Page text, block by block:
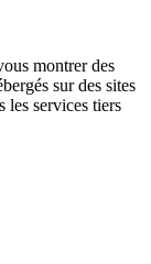
montrer des
sur des sites
les services tiers